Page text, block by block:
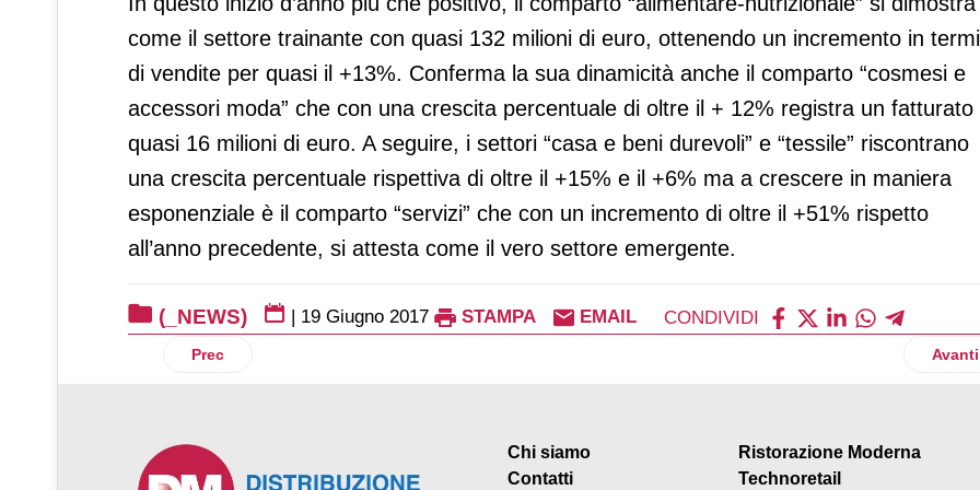
come il settore trainante con quasi 132 milioni di euro, ottenendo un incremento in
di vendite per quasi il +13%. Conferma la sua dinamicità anche il comparto “cosmesi e
accessori moda” che con una crescita percentuale di oltre il + 12% registra un fatturato
quasi 16 milioni di euro. A seguire, i settori “casa e beni durevoli” e “tessile” riscontrano
una crescita percentuale rispettiva di oltre il +15% e il +6% ma a crescere in maniera
esponenziale è il comparto “servizi” che con un incremento di oltre il +51% rispetto
all’anno precedente, si attesta come il vero settore emergente.
(_NEWS) | 19 Giugno 2017 STAMPA EMAIL CONDIVIDI
Articolo precedente: Sipo, al via il nuovo concorso
Prec Avanti
Chi siamo
Contatti
Ristorazione Moderna
Technoretail